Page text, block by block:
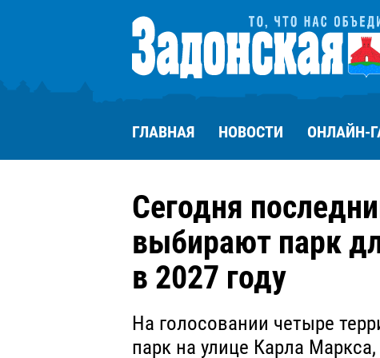
ГЛАВНАЯ НОВОСТИ ОНЛАЙН-
Сегодня
выбирают парк
в 2027 году
На голосовании четыре
парк на улице Карла